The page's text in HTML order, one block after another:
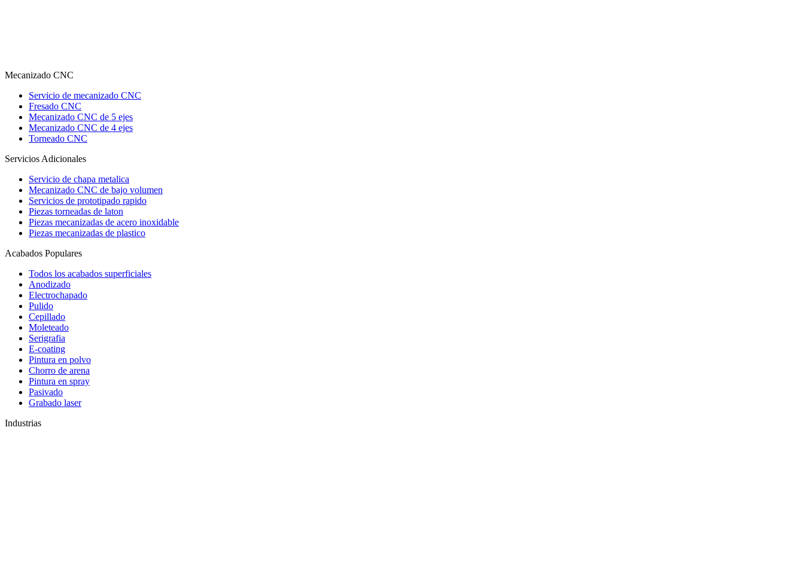
Mecanizado CNC
Servicio de mecanizado CNC
Fresado CNC
Mecanizado CNC de 5 ejes
Mecanizado CNC de 4 ejes
Torneado CNC
Servicios Adicionales
Servicio de chapa metalica
Mecanizado CNC de bajo volumen
Servicios de prototipado rapido
Piezas torneadas de laton
Piezas mecanizadas de acero inoxidable
Piezas mecanizadas de plastico
Acabados Populares
Todos los acabados superficiales
Anodizado
Electrochapado
Pulido
Cepillado
Moleteado
Serigrafia
E-coating
Pintura en polvo
Chorro de arena
Pintura en spray
Pasivado
Grabado laser
Industrias